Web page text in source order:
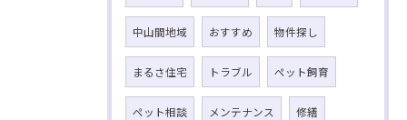
中山間地域 おすすめ 物件探し
まるさ住宅 トラブル ペット飼育
ペット相談 メンテナンス 修繕